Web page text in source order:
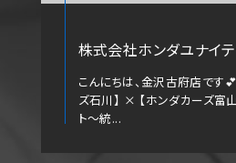
株式会社ホンダユナイテ
こんにちは、金沢古府店です
ズ石川】 × 【ホンダカーズ富
ト～統...